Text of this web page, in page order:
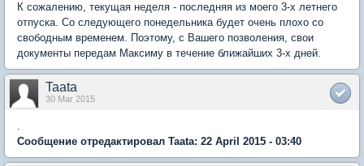
К сожалению, текущая неделя - последняя из моего 3-х летнего
отпуска. Со следующего понедельника будет очень плохо со
свободным временем. Поэтому, с Вашего позволения, свои
документы передам Максиму в течение ближайших 3-х дней.
Taata
30 Mar 2015
.
Сообщение отредактировал Taata: 22 April 2015 - 03:40